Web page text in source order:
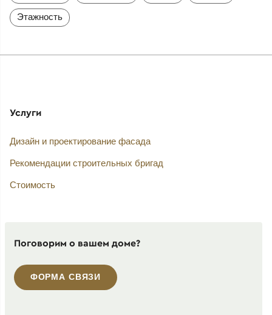
Этажность
Услуги
Дизайн и проектирование фасада
Рекомендации строительных бригад
Стоимость
Поговорим о вашем доме?
ФОРМА СВЯЗИ